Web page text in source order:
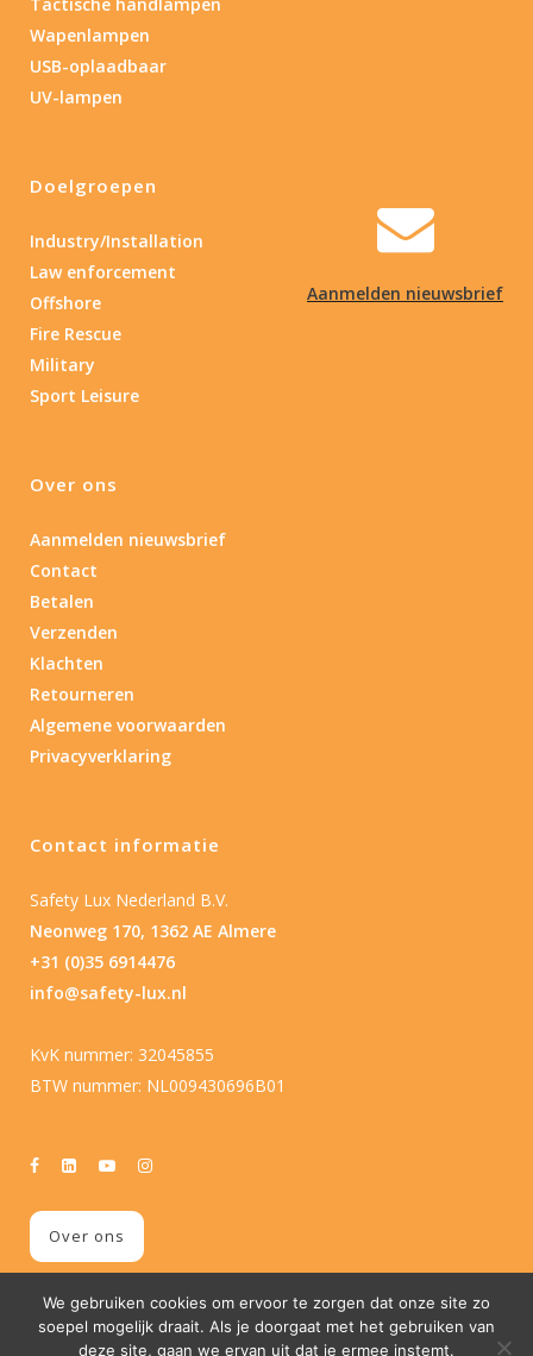
Aanmelden nieuwsbrief
Wapenlampen
USB-oplaadbaar
UV-lampen
Doelgroepen
Industry/Installation
Law enforcement
Offshore
Fire Rescue
Military
Sport Leisure
Over ons
Aanmelden nieuwsbrief
Contact
Betalen
Verzenden
Klachten
Retourneren
Algemene voorwaarden
Privacyverklaring
Contact informatie
Safety Lux Nederland B.V.
Neonweg 170, 1362 AE Almere
+31 (0)35 6914476
info@safety-lux.nl
KvK nummer: 32045855
BTW nummer: NL009430696B01
Over ons
We gebruiken cookies om ervoor te zorgen dat onze site zo
soepel mogelijk draait. Als je doorgaat met het gebruiken van
deze site, gaan we ervan uit dat je ermee instemt.